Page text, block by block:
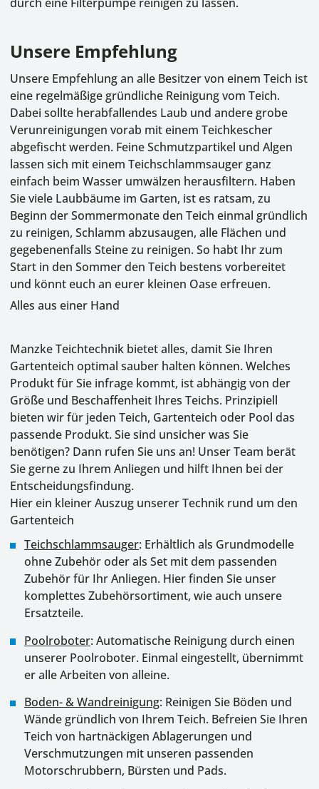
Unsere Empfehlung
Unsere Empfehlung an alle Besitzer von einem Teich ist
eine regelmäßige gründliche Reinigung vom Teich.
Dabei sollte herabfallendes Laub und andere grobe
Verunreinigungen vorab mit einem Teichkescher
abgefischt werden. Feine Schmutzpartikel und Algen
lassen sich mit einem Teichschlammsauger ganz
einfach beim Wasser umwälzen herausfiltern. Haben
Sie viele Laubbäume im Garten, ist es ratsam, zu
Beginn der Sommermonate den Teich einmal gründlich
zu reinigen, Schlamm abzusaugen, alle Flächen und
gegebenenfalls Steine zu reinigen. So habt Ihr zum
Start in den Sommer den Teich bestens vorbereitet
und könnt euch an eurer kleinen Oase erfreuen.
Alles aus einer Hand
Manzke Teichtechnik bietet alles, damit Sie Ihren
Gartenteich optimal sauber halten können. Welches
Produkt für Sie infrage kommt, ist abhängig von der
Größe und Beschaffenheit Ihres Teichs. Prinzipiell
bieten wir für jeden Teich, Gartenteich oder Pool das
passende Produkt. Sie sind unsicher was Sie
benötigen? Dann rufen Sie uns an! Unser Team berät
Sie gerne zu Ihrem Anliegen und hilft Ihnen bei der
Entscheidungsfindung.
Hier ein kleiner Auszug unserer Technik rund um den
Gartenteich
Teichschlammsauger: Erhältlich als Grundmodelle
ohne Zubehör oder als Set mit dem passenden
Zubehör für Ihr Anliegen. Hier finden Sie unser
komplettes Zubehörsortiment, wie auch unsere
Ersatzteile.
Poolroboter: Automatische Reinigung durch einen
unserer Poolroboter. Einmal eingestellt, übernimmt
er alle Arbeiten von alleine.
Boden- & Wandreinigung: Reinigen Sie Böden und
Wände gründlich von Ihrem Teich. Befreien Sie Ihren
Teich von hartnäckigen Ablagerungen und
Verschmutzungen mit unseren passenden
Motorschrubbern, Bürsten und Pads.